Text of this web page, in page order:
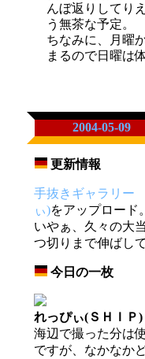
んぼ返りしてり
う無茶な予定。
ちなみに、月曜
まるので日曜は
2004-05-09
更新情報
手抜きギャラリ
ぃ)をアップロード。
いやぁ、久々の大
つ切りまで伸ばし
今日の一枚
れっぴぃ(ＳＨＩＰ)
海辺で撮った分は
ですが、なかなか